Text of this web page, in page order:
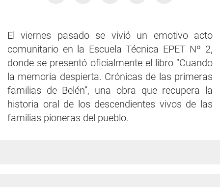
El viernes pasado se vivió un emotivo acto
comunitario en la Escuela Técnica EPET Nº 2,
donde se presentó oficialmente el libro “Cuando
la memoria despierta. Crónicas de las primeras
familias de Belén”, una obra que recupera la
historia oral de los descendientes vivos de las
familias pioneras del pueblo.